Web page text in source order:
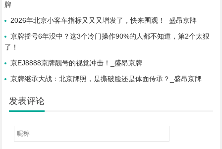
牌
2026年北京小客车指标又又又增发了，快来围观！_盛昂京牌
京牌摇号6年没中？这3个冷门操作90%的人都不知道，第2个太狠
了！
京EJ8888京牌靓号的视觉冲击！_盛昂京牌
京牌继承大战：北京牌照，是撕破脸还是体面传承？_盛昂京牌
发表评论